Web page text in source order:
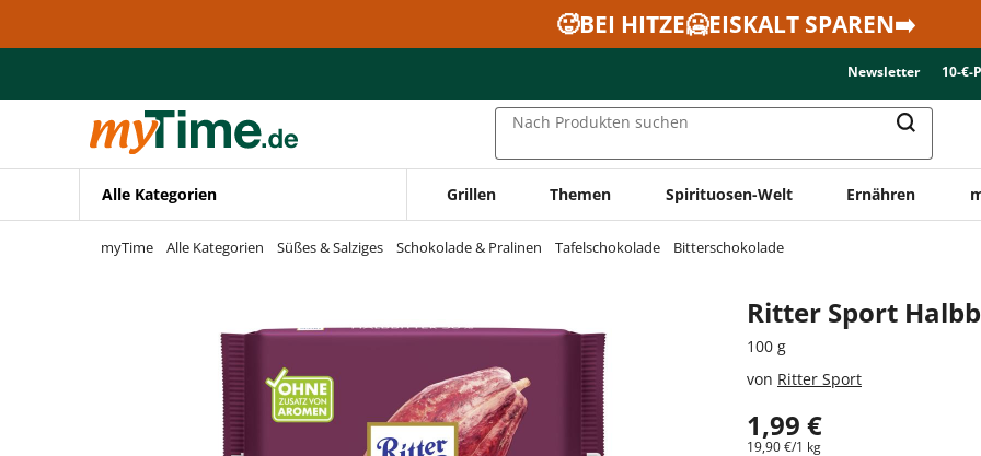
Zur Navigation springen
🥵BEI HITZE🥶EISKALT SPAREN➡️
Newsletter 10-€-
Nach Produkten suchen
Alle Kategorien Grillen Themen Spirituosen-Welt Ernähren
myTime Alle Kategorien Süßes & Salziges Schokolade & Pralinen Tafelschokolade Bitterschokolade
Ritter Sport
100 g
von Ritter Sport
1,99 €
19,90 €/1 kg